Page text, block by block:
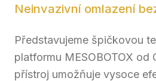
Neinvazivní omlazení
Představujeme špičkovou
platformu MESOBOTOX od
přístroj umožňuje vysoce